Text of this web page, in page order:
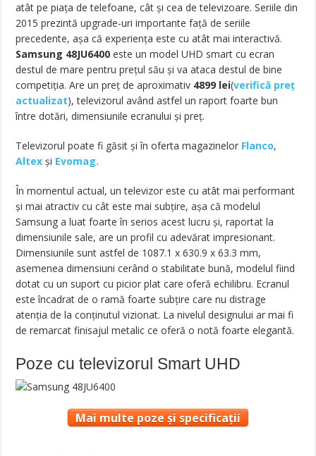
atât pe piața de telefoane, cât și cea de televizoare. Seriile din
2015 prezintă upgrade-uri importante față de seriile
precedente, așa că experiența este cu atât mai interactivă.
Samsung 48JU6400 este un model UHD smart cu ecran
destul de mare pentru prețul său și va ataca destul de bine
competiția. Are un preț de aproximativ 4899 lei(verifică preț
actualizat), televizorul având astfel un raport foarte bun
între dotări, dimensiunile ecranului și preț.
Televizorul poate fi găsit și în oferta magazinelor Flanco,
Altex și Evomag.
În momentul actual, un televizor este cu atât mai performant
și mai atractiv cu cât este mai subțire, așa că modelul
Samsung a luat foarte în serios acest lucru și, raportat la
dimensiunile sale, are un profil cu adevărat impresionant.
Dimensiunile sunt astfel de 1087.1 x 630.9 x 63.3 mm,
asemenea dimensiuni cerând o stabilitate bună, modelul fiind
dotat cu un suport cu picior plat care oferă echilibru. Ecranul
este încadrat de o ramă foarte subțire care nu distrage
atenția de la conținutul vizionat. La nivelul designului ar mai fi
de remarcat finisajul metalic ce oferă o notă foarte elegantă.
Poze cu televizorul Smart UHD
Mai multe poze și specificații